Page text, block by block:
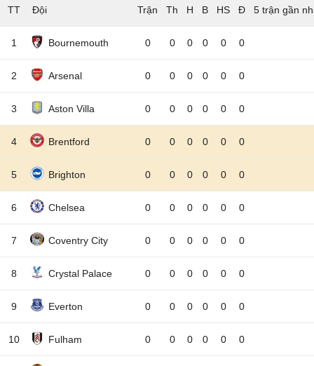
TT Đội 5 trận gần
1 Bournemouth 0 0 0 0 0 0
2 Arsenal 0 0 0 0 0 0
3 Aston Villa 0 0 0 0 0 0
4 Brentford 0 0 0 0 0 0
5 Brighton 0 0 0 0 0 0
6 Chelsea 0 0 0 0 0 0
7 Coventry City 0 0 0 0 0 0
8 Crystal Palace 0 0 0 0 0 0
9 Everton 0 0 0 0 0 0
10 Fulham 0 0 0 0 0 0